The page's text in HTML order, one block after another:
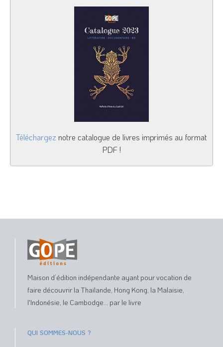
Téléchargez notre catalogue de livres imprimés au format
PDF !
Maison d’édition indépendante ayant pour vocation de
faire découvrir la Thaïlande, Hong Kong, la Malaisie,
l'Indonésie, le Cambodge... par le livre
QUI SOMMES-NOUS ?